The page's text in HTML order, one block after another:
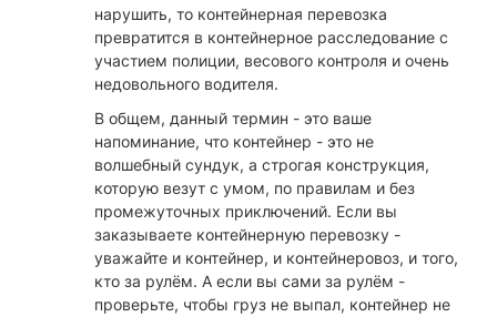
нарушить, то контейнерная перевозка
превратится в контейнерное расследование с
участием полиции, весового контроля и очень
недовольного водителя.
В общем, данный термин - это ваше
напоминание, что контейнер - это не
волшебный сундук, а строгая конструкция,
которую везут с умом, по правилам и без
промежуточных приключений. Если вы
заказываете контейнерную перевозку -
уважайте и контейнер, и контейнеровоз, и того,
кто за рулём. А если вы сами за рулём -
проверьте, чтобы груз не выпал, контейнер не